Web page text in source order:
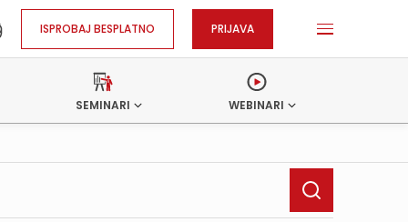
ISPROBAJ BESPLATNO PRIJAVA
SEMINARI WEBINARI